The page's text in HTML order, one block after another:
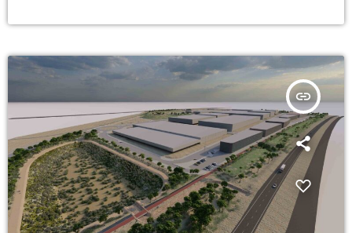
insert_link